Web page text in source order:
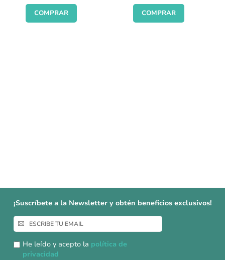
COMPRAR COMPRAR
¡Suscríbete a la Newsletter y obtén beneficios exclusivos!
Inscríbase
a
nuestro
boletín
He leído y acepto la política de
privacidad